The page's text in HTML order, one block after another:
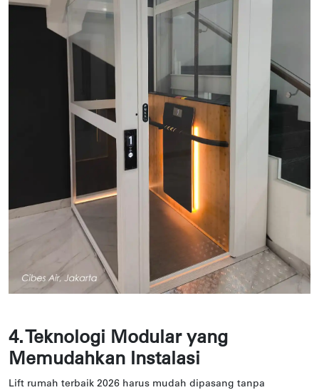
4. Teknologi Modular yang
Memudahkan Instalasi
Lift rumah terbaik 2026 harus mudah dipasang tanpa